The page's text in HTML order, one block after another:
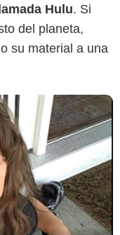
Hulu. Si
del planeta,
su material a una